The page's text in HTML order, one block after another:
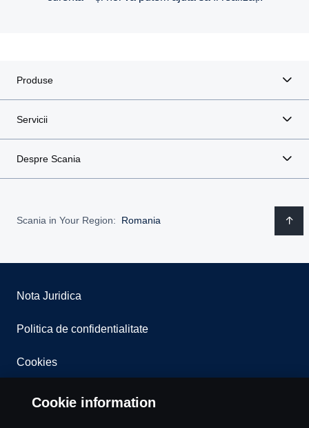
Produse
Servicii
Despre Scania
Scania in Your Region: Romania
Nota Juridica
Politica de confidentialitate
Cookies
Whistleblowing
Cookie information